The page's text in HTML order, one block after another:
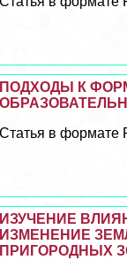
ПОДХОДЫ К
Статья в формате
ИЗУЧЕНИЕ
ИЗМЕНЕНИЕ
ПРИГОРОДНЫХ